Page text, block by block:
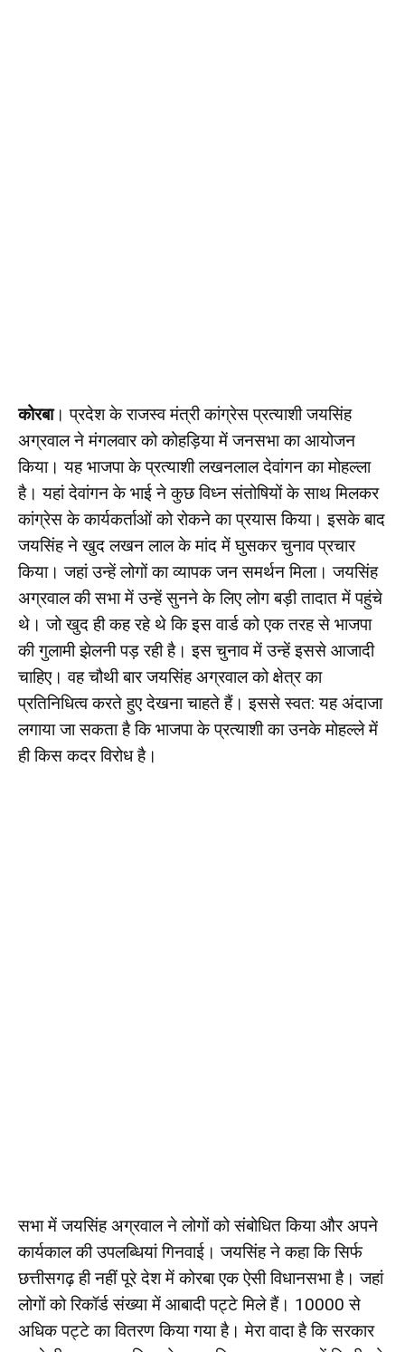
कोरबा। प्रदेश के राजस्व मंत्री कांग्रेस प्रत्याशी जयसिंह
अग्रवाल ने मंगलवार को कोहड़िया में जनसभा का आयोजन
किया। यह भाजपा के प्रत्याशी लखनलाल देवांगन का मोहल्ला
है। यहां देवांगन के भाई ने कुछ विध्न संतोषियों के साथ मिलकर
कांग्रेस के कार्यकर्ताओं को रोकने का प्रयास किया। इसके बाद
जयसिंह ने खुद लखन लाल के मांद में घुसकर चुनाव प्रचार
किया। जहां उन्हें लोगों का व्यापक जन समर्थन मिला। जयसिंह
अग्रवाल की सभा में उन्हें सुनने के लिए लोग बड़ी तादात में पहुंचे
थे। जो खुद ही कह रहे थे कि इस वार्ड को एक तरह से भाजपा
की गुलामी झेलनी पड़ रही है। इस चुनाव में उन्हें इससे आजादी
चाहिए। वह चौथी बार जयसिंह अग्रवाल को क्षेत्र का
प्रतिनिधित्व करते हुए देखना चाहते हैं। इससे स्वत: यह अंदाजा
लगाया जा सकता है कि भाजपा के प्रत्याशी का उनके मोहल्ले में
ही किस कदर विरोध है।
सभा में जयसिंह अग्रवाल ने लोगों को संबोधित किया और अपने
कार्यकाल की उपलब्धियां गिनवाई। जयसिंह ने कहा कि सिर्फ
छत्तीसगढ़ ही नहीं पूरे देश में कोरबा एक ऐसी विधानसभा है। जहां
लोगों को रिकॉर्ड संख्या में आबादी पट्टे मिले हैं। 10000 से
अधिक पट्टे का वितरण किया गया है। मेरा वादा है कि सरकार